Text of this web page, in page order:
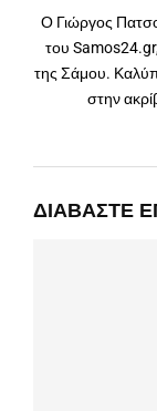
Ο Γιώργος
του
της Σάμου.
στην
ΔΙΑΒΆΣΤΕ